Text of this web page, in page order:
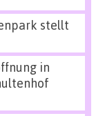
stellt
in